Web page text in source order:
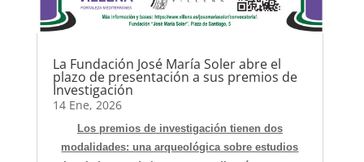
La Fundación José María Soler abre el
plazo de presentación a sus premios de
Investigación
14 Ene, 2026
Los premios de investigación tienen dos
modalidades: una arqueológica sobre estudios